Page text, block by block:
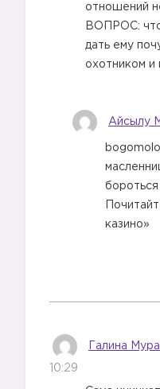
отношений
ВОПРОС: что
дать ему
охотником и
Айсылу
бороться
казино»
Галина
10:29